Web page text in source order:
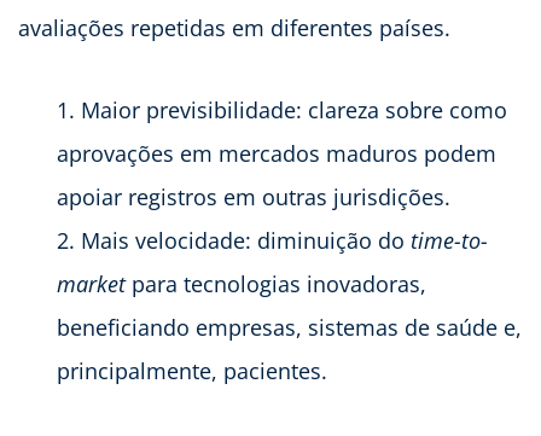
avaliações repetidas em diferentes países.
Maior previsibilidade: clareza sobre como
aprovações em mercados maduros podem
apoiar registros em outras jurisdições.
Mais velocidade: diminuição do time-to-
marketpara tecnologias inovadoras,
beneficiando empresas, sistemas de saúde e,
principalmente, pacientes.